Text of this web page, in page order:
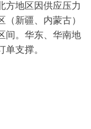
方地区因供应压力
新疆、内蒙古）
间。华东、华南地
支撑。